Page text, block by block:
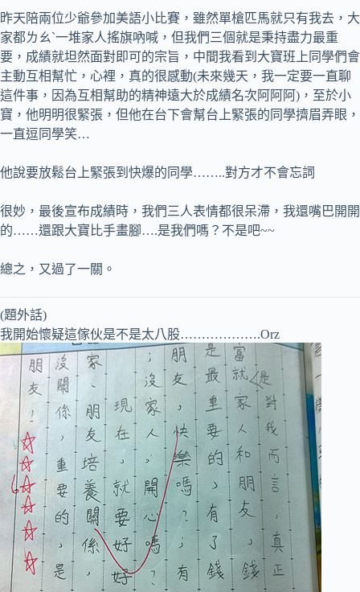
昨天陪兩位少爺參加美語小比賽，雖然單槍匹馬就只有我去，大
家都ㄌㄠˋ一堆家人搖旗吶喊，但我們三個就是秉持盡力最重
要，成績就坦然面對即可的宗旨，中間我看到大寶班上同學們會
主動互相幫忙，心裡，真的很感動(未來幾天，我一定要一直聊
這件事，因為互相幫助的精神遠大於成績名次阿阿阿)，至於小
寶，他明明很緊張，但他在台下會幫台上緊張的同學擠眉弄眼，
一直逗同學笑…
他說要放鬆台上緊張到快爆的同學……..對方才不會忘詞
很妙，最後宣布成績時，我們三人表情都很呆滯，我還嘴巴開開
的……還跟大寶比手畫腳….是我們嗎？不是吧~~
總之，又過了一關。
(題外話)
我開始懷疑這傢伙是不是太八股……………….Orz